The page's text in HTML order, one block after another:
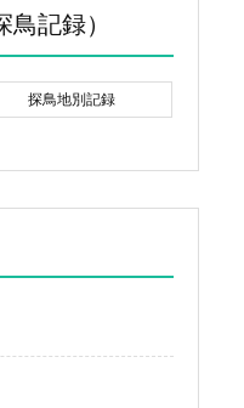
記録）
探鳥地別記録